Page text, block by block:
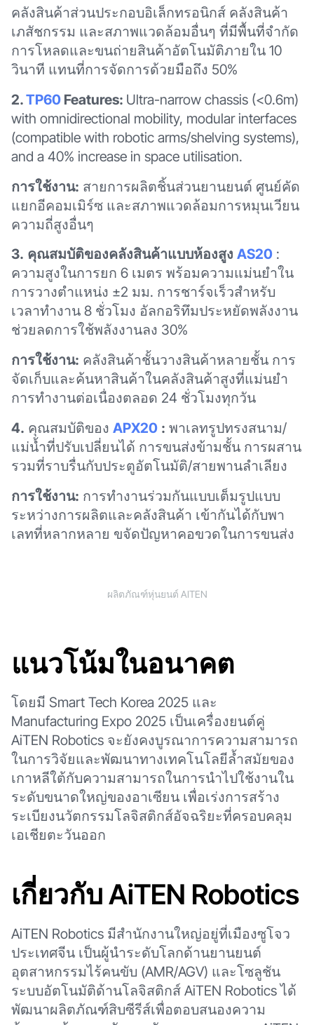
คลังสินค้าส่วนประกอบอิเล็กทรอนิกส์ คลังสินค้า
เภสัชกรรม และสภาพแวดล้อมอื่นๆ ที่มีพื้นที่จำกัด
การโหลดและขนถ่ายสินค้าอัตโนมัติภายใน 10
วินาที แทนที่การจัดการด้วยมือถึง 50%
2.TP60Features: Ultra-narrow chassis (<0.6m)
with omnidirectional mobility, modular interfaces
(compatible with robotic arms/shelving systems),
and a 40% increase in space utilisation.
การใช้งาน: สายการผลิตชิ้นส่วนยานยนต์ ศูนย์คัด
แยกอีคอมเมิร์ซ และสภาพแวดล้อมการหมุนเวียน
ความถี่สูงอื่นๆ
3. คุณสมบัติของคลังสินค้าแบบห้องสูง AS20:
ความสูงในการยก 6 เมตร พร้อมความแม่นยำใน
การวางตำแหน่ง ±2 มม. การชาร์จเร็วสำหรับ
เวลาทำงาน 8 ชั่วโมง อัลกอริทึมประหยัดพลังงาน
ช่วยลดการใช้พลังงานลง 30%
การใช้งาน: คลังสินค้าชั้นวางสินค้าหลายชั้น การ
จัดเก็บและค้นหาสินค้าในคลังสินค้าสูงที่แม่นยำ
การทำงานต่อเนื่องตลอด 24 ชั่วโมงทุกวัน
4. คุณสมบัติของ APX20 : พาเลทรูปทรงสนาม/
แม่น้ำที่ปรับเปลี่ยนได้ การขนส่งข้ามชั้น การผสาน
รวมที่ราบรื่นกับประตูอัตโนมัติ/สายพานลำเลียง
การใช้งาน: การทำงานร่วมกันแบบเต็มรูปแบบ
ระหว่างการผลิตและคลังสินค้า เข้ากันได้กับพา
เลทที่หลากหลาย ขจัดปัญหาคอขวดในการขนส่ง
ผลิตภัณฑ์หุ่นยนต์ AITEN
แนวโน้มในอนาคต
โดยมี Smart Tech Korea 2025 และ
Manufacturing Expo 2025 เป็นเครื่องยนต์คู่
AiTEN Robotics จะยังคงบูรณาการความสามารถ
ในการวิจัยและพัฒนาทางเทคโนโลยีล้ำสมัยของ
เกาหลีใต้กับความสามารถในการนำไปใช้งานใน
ระดับขนาดใหญ่ของอาเซียน เพื่อเร่งการสร้าง
ระเบียงนวัตกรรมโลจิสติกส์อัจฉริยะที่ครอบคลุม
เอเชียตะวันออก
เกี่ยวกับ AiTEN Robotics
AiTEN Robotics มีสำนักงานใหญ่อยู่ที่เมืองซูโจว
ประเทศจีน เป็นผู้นำระดับโลกด้านยานยนต์
อุตสาหกรรมไร้คนขับ (AMR/AGV) และโซลูชัน
ระบบอัตโนมัติด้านโลจิสติกส์ AiTEN Robotics ได้
พัฒนาผลิตภัณฑ์สิบซีรีส์เพื่อตอบสนองความ